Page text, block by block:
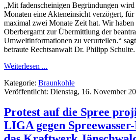
„Mit fadenscheinigen Begründungen wird
Monaten eine Akteneinsicht verzögert,
maximal zwei Monate Zeit hat. Wir haben
Oberbergamt zur Übermittlung der
Umweltinformationen zu verurteilen.“
betraute Rechtsanwalt Dr. Philipp Schulte.
Weiterlesen ...
Kategorie: Braunkohle
Veröffentlicht: Dienstag, 16. November
Protest auf die Spree
LIGA gegen